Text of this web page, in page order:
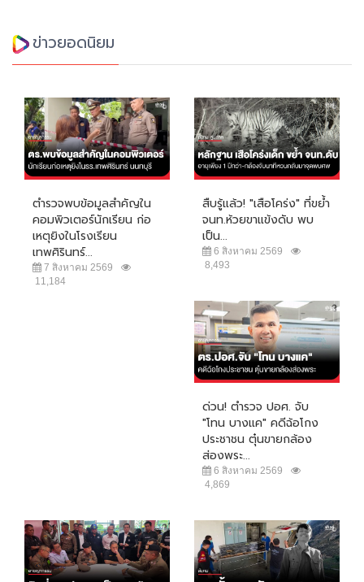
ข่าวยอดนิยม
ตำรวจพบข้อมูลสำคัญใน
คอมพิวเตอร์นักเรียน ก่อ
เหตุยิงในโรงเรียน
เทพศิรินทร์...
7 สิงหาคม 2569
11,184
สืบรู้แล้ว! "เสือโคร่ง" ที่ขย้ำ
จนท.ห้วยขาแข้งดับ พบ
เป็น...
6 สิงหาคม 2569
8,493
ด่วน! ตำรวจ ปอศ. จับ
"โทน บางแค" คดีฉ้อโกง
ประชาชน ตุ๋นขายกล้อง
ส่องพระ...
6 สิงหาคม 2569
4,869